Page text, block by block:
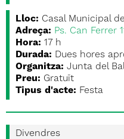
Lloc: Casal Municipal
Adreça: Ps. Can Ferrer
Hora: 17 h
Durada: Dues hores
Organitza: Junta del
Preu: Gratuït
Tipus d'acte: Festa
Divendres